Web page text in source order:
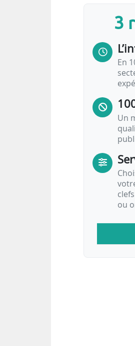
• une
l’aire
Limoges-
Socorail est
3
En
Un
ou